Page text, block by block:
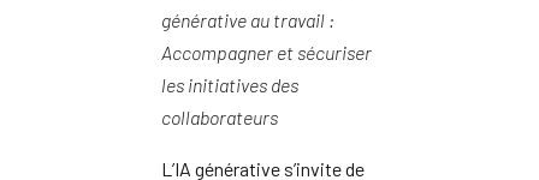
générative au travail :
Accompagner et sécuriser
les initiatives des
collaborateurs
L’IA générative s’invite de